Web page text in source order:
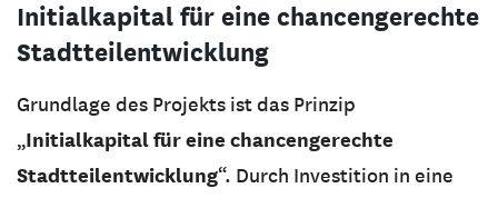
Initialkapital für eine chancengerechte
Stadtteilentwicklung
Grundlage des Projekts ist das Prinzip
„Initialkapital für eine chancengerechte
Stadtteilentwicklung“. Durch Investition in eine